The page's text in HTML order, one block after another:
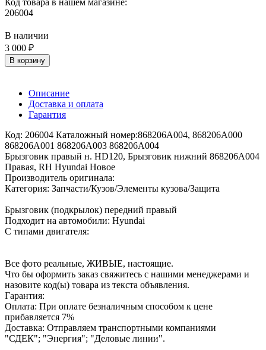
206004
В наличии
3 000 ₽
В корзину
Описание
Доставка и оплата
Гарантия
Код: 206004 Каталожный номер:868206A004, 868206A000
868206A001 868206A003 868206A004
Брызговик правый н. HD120, Брызговик нижний 868206A004
Правая, RH Hyundai Новое
Производитель оригинала:
Категория: Запчасти/Кузов/Элементы кузова/Защита
Брызговик (подкрылок) передний правый
Подходит на автомобили: Hyundai
С типами двигателя:
Все фото реальные, ЖИВЫЕ, настоящие.
Что бы оформить заказ свяжитесь с нашими менеджерами и
назовите код(ы) товара из текста объявления.
Гарантия:
Оплата: При оплате безналичным способом к цене
прибавляется 7%
Доставка: Отправляем транспортными компаниями
"СДЕК"; "Энергия"; "Деловые линии".